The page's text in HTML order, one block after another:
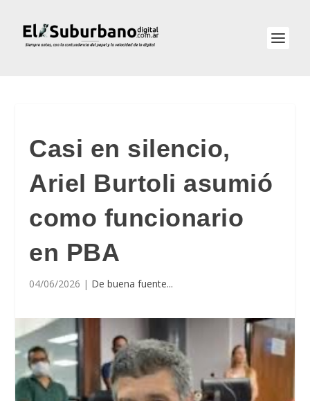
Casi en silencio,
Ariel Burtoli asumió
como funcionario
en PBA
04/06/2026 | De buena fuente...